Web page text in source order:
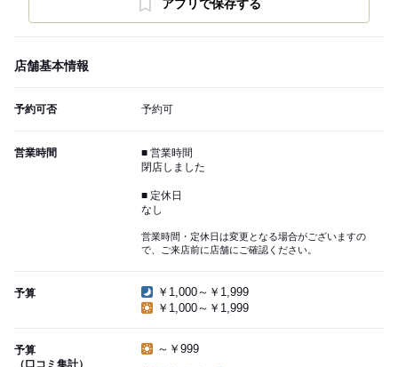
アプリで保存する
店舗基本情報
予約可否 予約可
営業時間
■ 営業時間
閉店しました
■ 定休日
なし
営業時間・定休日は変更となる場合がございますの
で、ご来店前に店舗にご確認ください。
予算
￥1,000～￥1,999
￥1,000～￥1,999
予算
～￥999